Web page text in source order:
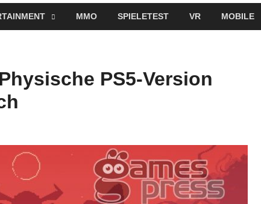
MMO SPIELETEST VR MOBILE
PS5-Version